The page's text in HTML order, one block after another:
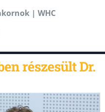
| WHC
részesült Dr.